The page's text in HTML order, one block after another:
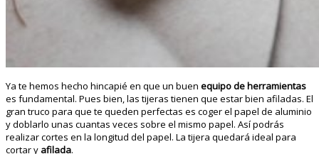
Ya te hemos hecho hincapié en que un buen equipo de herramientas
es fundamental. Pues bien, las tijeras tienen que estar bien afiladas. El
gran truco para que te queden perfectas es coger el papel de aluminio
y doblarlo unas cuantas veces sobre el mismo papel. Así podrás
realizar cortes en la longitud del papel. La tijera quedará ideal para
cortar y afilada.